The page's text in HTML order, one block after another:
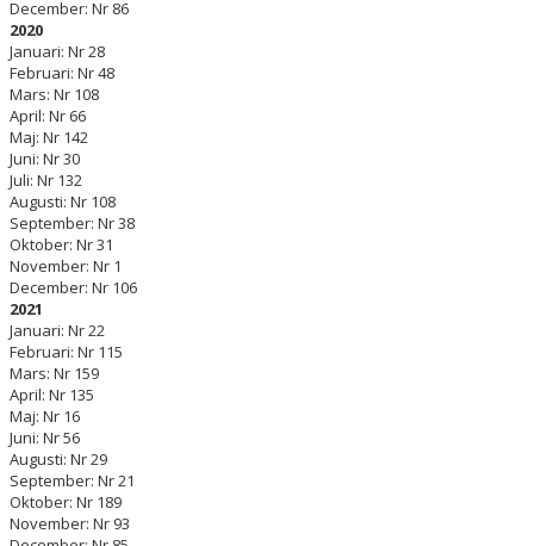
December: Nr 86
2020
Januari: Nr 28
Februari: Nr 48
Mars: Nr 108
April: Nr 66
Maj: Nr 142
Juni: Nr 30
Juli: Nr 132
Augusti: Nr 108
September: Nr 38
Oktober: Nr 31
November: Nr 1
December: Nr 106
2021
Januari: Nr 22
Februari: Nr 115
Mars: Nr 159
April: Nr 135
Maj: Nr 16
Juni: Nr 56
Augusti: Nr 29
September: Nr 21
Oktober: Nr 189
November: Nr 93